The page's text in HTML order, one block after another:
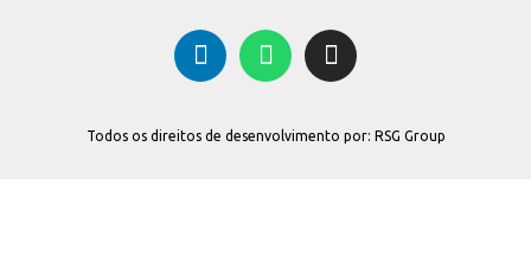
Todos os direitos de desenvolvimento por: RSG Group